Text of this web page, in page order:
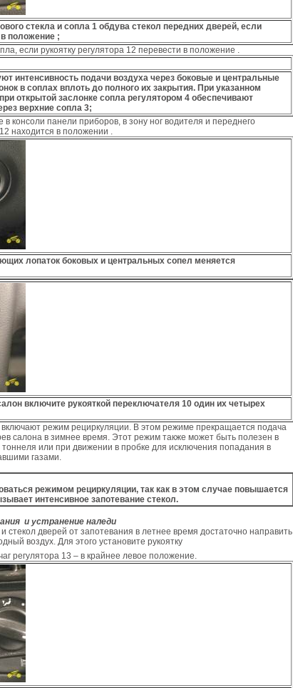
стекла и сопла 1 обдува стекол передних дверей, если
в положение ;
если рукоятку регулятора 12 перевести в положение .
интенсивность подачи воздуха через боковые и центральные
в соплах вплоть до полного их закрытия. При указанном
открытой заслонке сопла регулятором 4 обеспечивают
верхние сопла 3;
консоли панели приборов, в зону ног водителя и переднего
находится в положении .
лопаток боковых и центральных сопел меняется
включите рукояткой переключателя 10 один их четырех
режим рециркуляции. В этом режиме прекращается подача
салона в зимнее время. Этот режим также может быть полезен в
или при движении в пробке для исключения попадания в
газами.
режимом рециркуляции, так как в этом случае повышается
интенсивное запотевание стекол.
и устранение наледи
стекол дверей от запотевания в летнее время достаточно направить
воздух. Для этого установите рукоятку
регулятора 13 – в крайнее левое положение.